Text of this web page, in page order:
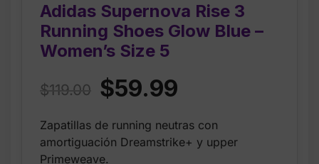
Adidas Supernova Rise 3
Running Shoes Glow Blue –
Women’s Size 5
$119.00 Original
was:
$59.99
is:
Zapatillas de running neutras con
amortiguación Dreamstrike+ y upper
Primeweave.